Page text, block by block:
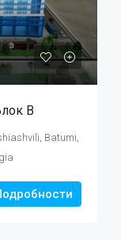
B
Batumi,